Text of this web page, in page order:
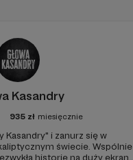
Kasandry
935 zł miesięcznie
Kasandry" i zanurz się w
świecie. Wspólnie
historię na duży ekran.